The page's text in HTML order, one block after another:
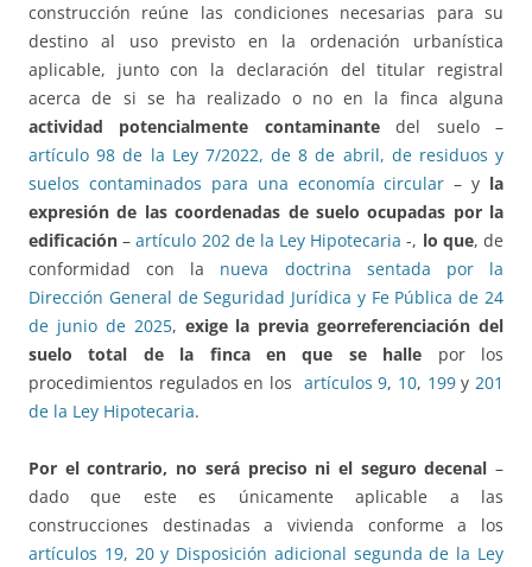
construcción reúne las condiciones necesarias para su
destino al uso previsto en la ordenación urbanística
aplicable, junto con la declaración del titular registral
acerca de si se ha realizado o no en la finca alguna
actividad potencialmente contaminantedel suelo –
artículo 98 de la Ley 7/2022, de 8 de abril, de residuos y
suelos contaminados para una economía circular – y la
expresión de las coordenadas de suelo ocupadas por la
edificación –artículo 202 de la Ley Hipotecaria -, lo que, de
conformidad con la nueva doctrina sentada por la
Dirección General de Seguridad Jurídica y Fe Pública de 24
de junio de 2025, exige la previa georreferenciación del
suelo total de la finca en que se halle por los
procedimientos regulados en los artículos 9, 10, 199y201
de la Ley Hipotecaria.
Por el contrario, no será preciso ni el seguro decenal –
dado que este es únicamente aplicable a las
construcciones destinadas a vivienda conforme a los
artículos 19, 20 y Disposición adicional segunda de la Ley